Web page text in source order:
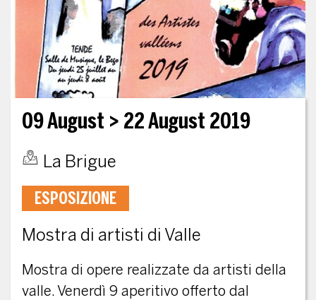
09 August > 22 August 2019
La Brigue
ESPOSIZIONE
Mostra di artisti di Valle
Mostra di opere realizzate da artisti della
valle. Venerdì 9 aperitivo offerto dal